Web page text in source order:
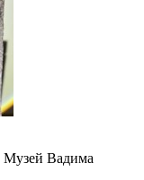
Музей Вадима